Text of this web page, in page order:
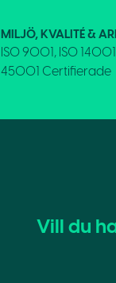
MILJÖ, KVALITÉ &
ISO 9001, ISO
45001 Certifierade
Vill du